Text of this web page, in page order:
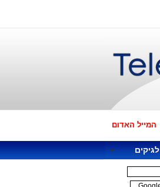
המייל האדום
לגיקים